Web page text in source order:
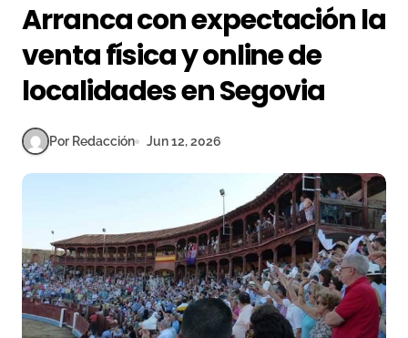
Arranca con expectación la
venta física y online de
localidades en Segovia
Por Redacción Jun 12, 2026